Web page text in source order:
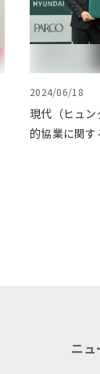
2024/06/18
現代（ヒュ
的協業に関
ニュ